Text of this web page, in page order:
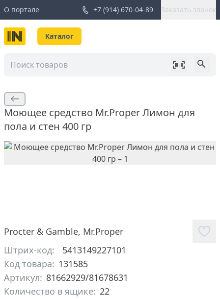
О портале +7 (914) 670-04-89 Заказать звонок
Каталог
Моющее средство Mr.Proper Лимон для
пола и стен 400 гр
Procter & Gamble, Mr.Proper
Штрих-код:
5413149227101
Код товара: 131585
Артикул: 81662929/81678631
Количество в ящике: 22